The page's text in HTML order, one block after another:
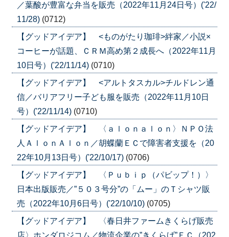
／葉酸が豊富な弁当を販売（2022年11月24日号）('22/
11/28) (0712)
【グッドアイデア】 <ものがたり珈琲>絆家／小説×
コーヒーが話題、ＣＲＭ高め第２成長へ（2022年11月
10日号）('22/11/14) (0710)
【グッドアイデア】 <アルトタスカル>チルドレン通
信／バリアフリー子ども服を販売（2022年11月10日
号）('22/11/14) (0710)
【グッドアイデア】 〈ａｌｏｎａｌｏｎ〉ＮＰＯ法
人ＡｌｏｎＡｌｏｎ／胡蝶蘭ＥＣで障害者支援を（20
22年10月13日号）('22/10/17) (0706)
【グッドアイデア】 〈Ｐｕｂｉｐ（パビップ！）〉
日本出版販売／”５０３号分”の「ムー」のＴシャツ販
売（2022年10月6日号）('22/10/10) (0705)
【グッドアイデア】 〈春日井ファームきくらげ販売